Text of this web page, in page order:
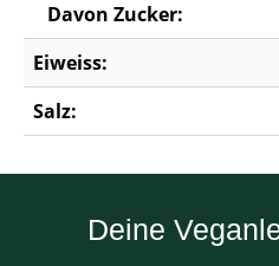
Davon Zucker:
Eiweiss:
Salz:
Deine